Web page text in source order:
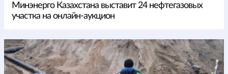
Минэнерго Казахстана выставит 24 нефтегазовых
участка на онлайн-аукцион